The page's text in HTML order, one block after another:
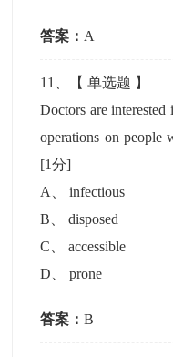
答案： A
11 、【单选题 】
Doctors are interested
operations on people
[1分]
A
、infectious
B 、disposed
C 、accessible
D 、prone
答案：B